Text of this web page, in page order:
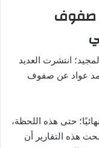
صفوف
انتشرت العديد
عواد عن صفوف
نهائيًا؛ حتى هذه اللحظة،
هذه التقارير أن